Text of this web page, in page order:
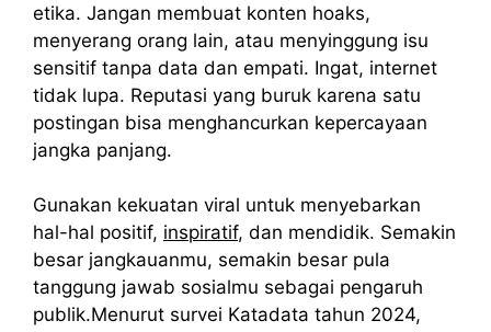
etika. Jangan membuat konten hoaks,
menyerang orang lain, atau menyinggung isu
sensitif tanpa data dan empati. Ingat, internet
tidak lupa. Reputasi yang buruk karena satu
postingan bisa menghancurkan kepercayaan
jangka panjang.
Gunakan kekuatan viral untuk menyebarkan
hal-hal positif, inspiratif, dan mendidik. Semakin
besar jangkauanmu, semakin besar pula
tanggung jawab sosialmu sebagai pengaruh
publik.Menurut survei Katadata tahun 2024,